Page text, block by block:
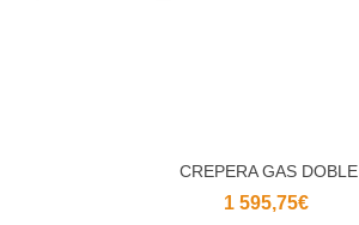
CREPERA GAS DOBLE
1 595,75€